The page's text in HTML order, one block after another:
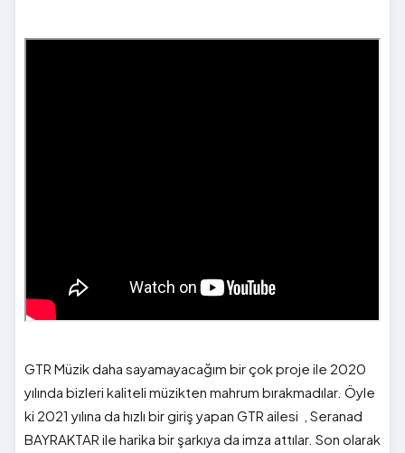
GTR Müzik daha sayamayacağım bir çok proje ile 2020
yılında bizleri kaliteli müzikten mahrum bırakmadılar. Öyle
ki 2021 yılına da hızlı bir giriş yapan GTR ailesi , Seranad
BAYRAKTAR ile harika bir şarkıya da imza attılar. Son olarak